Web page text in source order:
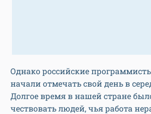
Однако российские
начали отмечать свой день в
Долгое время в нашей стране
чествовать людей, чья работа